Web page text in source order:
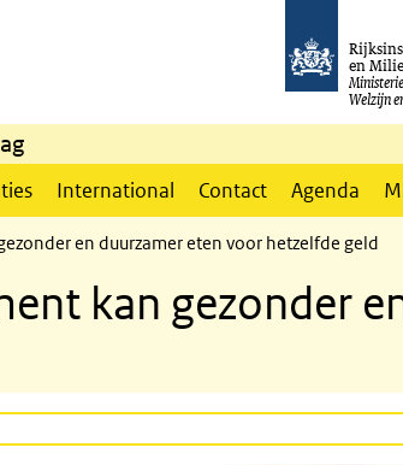
en
Welzijn
International Contact Agenda
en duurzamer eten voor hetzelfde geld
kan gezonder